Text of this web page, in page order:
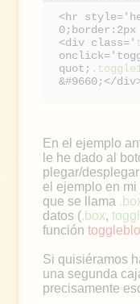
<hr
<div class='
quot;
&#9660;</
En el ejemplo
le he dado al
plegar/
el ejemplo en
que se llama
datos (.box,
función
Si quisiéramos
una segunda
precisamente